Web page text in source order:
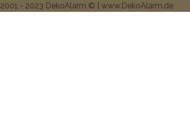
2001 - 2023 DekoAlarm © | www.DekoAlarm.de